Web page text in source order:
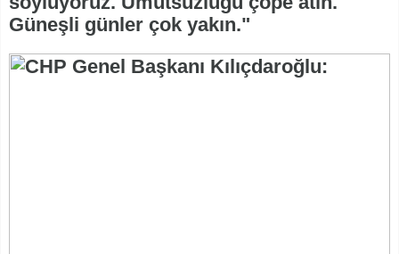
Güneşli günler çok yakın."